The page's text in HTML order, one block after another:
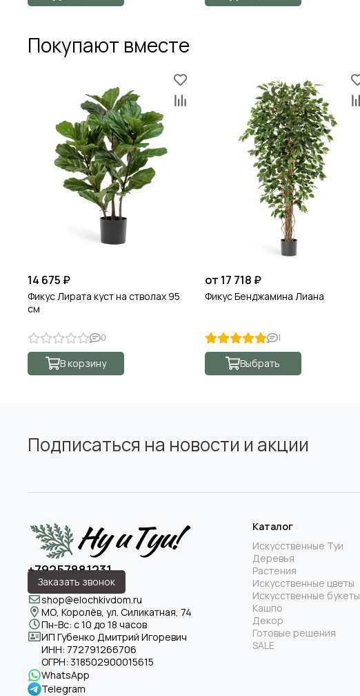
Покупают вместе
14 675 ₽
Фикус Лирата куст на стволах 95
см
0
В корзину
от 17 718 ₽
Фикус Бенджамина Лиана
1
Выбрать
Подписаться на новости и акции
+79257881231
Заказать звонок
shop@elochkivdom.ru
МО, Королёв, ул. Силикатная, 74
Пн-Вс: с 10 до 18 часов
ИП Губенко Дмитрий Игоревич
ИНН: 772791266706
ОГРН: 318502900015615
WhatsApp
Telegram
Каталог
Искусственные Туи
Деревья
Растения
Искусственные цветы
Искусственные букеты
Кашпо
Декор
Готовые решения
SALE